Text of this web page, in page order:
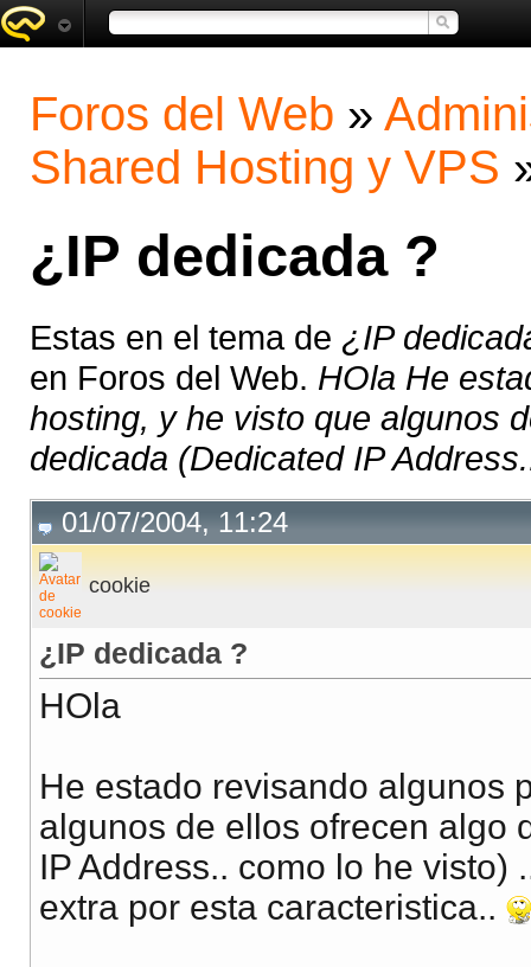
Foros del Web »
Shared Hosting y VPS
¿IP dedicada ?
Estas en el tema de ¿IP
en Foros del Web. HOla He
hosting, y he visto que algunos
dedicada (Dedicated IP
01/07/2004, 11:24
cookie
¿IP dedicada ?
HOla
He estado revisando algunos
algunos de ellos ofrecen algo
IP Address.. como lo he
extra por esta caracteristica..